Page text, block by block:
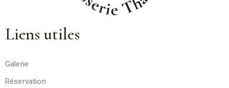
Liens utiles
Galerie
Réservation